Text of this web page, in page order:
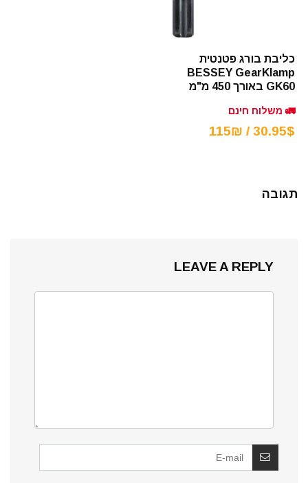
כליבת בורג פטנטית
BESSEY GearKlamp
GK60 באורך 450 מ"מ
🚛 משלוח חינם
30.95$ / 115₪
תגובה
LEAVE A REPLY